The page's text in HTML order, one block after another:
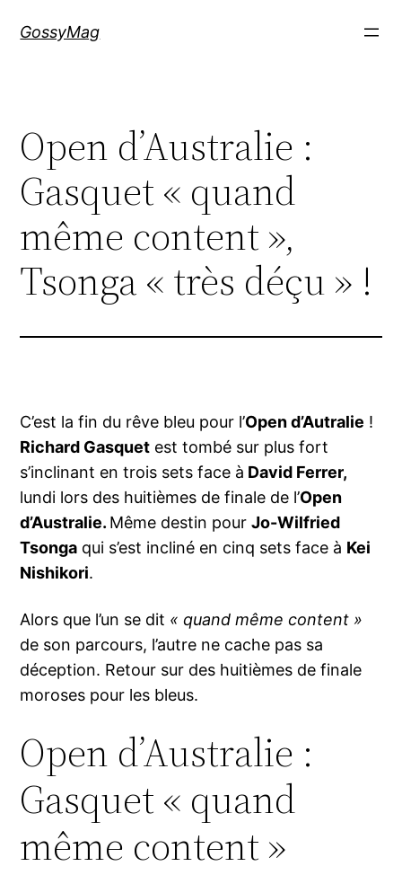
GossyMag
Open d’Australie :
Gasquet « quand
même content »,
Tsonga « très déçu » !
C’est la fin du rêve bleu pour l’Open d’Autralie !
Richard Gasquet est tombé sur plus fort
s’inclinant en trois sets face à David Ferrer,
lundi lors des huitièmes de finale de l’Open
d’Australie. Même destin pourJo-Wilfried
Tsonga qui s’est incliné en cinq sets face à Kei
Nishikori.
Alors que l’un se dit « quand même content »
de son parcours, l’autre ne cache pas sa
déception. Retour sur des huitièmes de finale
moroses pour les bleus.
Open d’Australie :
Gasquet « quand
même content »